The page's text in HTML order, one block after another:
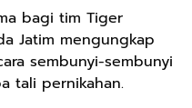
bagi tim Tiger
Jatim mengungkap
sembunyi-sembunyi
tali pernikahan.